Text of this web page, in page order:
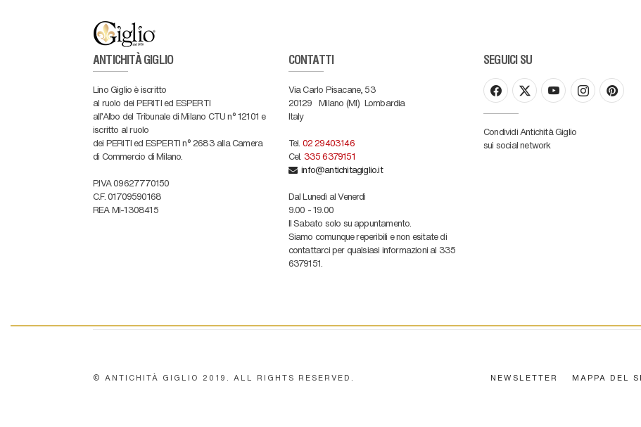
ANTICHITÀ GIGLIO
Lino Giglio è iscritto
al ruolo dei PERITI ed ESPERTI
all'Albo del Tribunale di Milano CTU n° 12101 e
iscritto al ruolo
dei PERITI ed ESPERTI n° 2683 alla Camera
di Commercio di Milano.
P.IVA 09627770150
C.F. 01709590168
REA MI-1308415
CONTATTI
Via Carlo Pisacane, 53
20129 Milano (MI) Lombardia
Italy
Tel. 02 29403146
Cel. 335 6379151
info@antichitagiglio.it
Dal Lunedì al Venerdì
9.00 - 19.00
Il Sabato solo su appuntamento.
Siamo comunque reperibili e non esitate di
contattarci per qualsiasi informazioni al 335
6379151.
SEGUICI SU
Condividi Antichità Giglio
sui social network
© ANTICHITÀ GIGLIO 2019. ALL RIGHTS RESERVED. NEWSLETTER MAPPA DEL